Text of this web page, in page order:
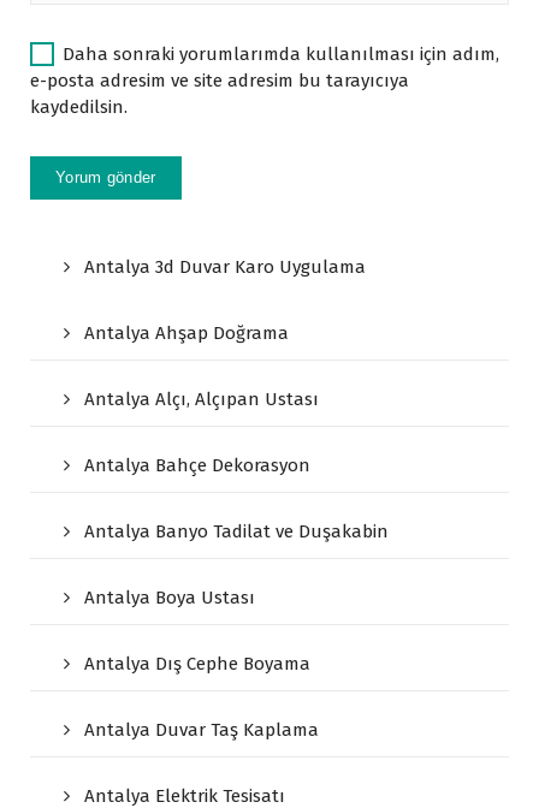
Daha sonraki yorumlarımda kullanılması için adım,
e-posta adresim ve site adresim bu tarayıcıya
kaydedilsin.
Antalya 3d Duvar Karo Uygulama
Antalya Ahşap Doğrama
Antalya Alçı, Alçıpan Ustası
Antalya Bahçe Dekorasyon
Antalya Banyo Tadilat ve Duşakabin
Antalya Boya Ustası
Antalya Dış Cephe Boyama
Antalya Duvar Taş Kaplama
Antalya Elektrik Tesisatı